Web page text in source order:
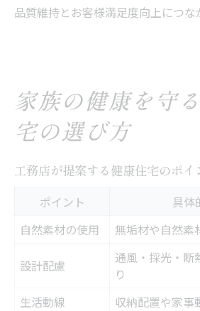
品質維持とお客様満足度向上につな
家族の健康を守
宅の選び方
工務店が提案する健康住宅のポイ
ポイント
具体
自然素材の使用
無垢材や自然素
設計配慮
通風・採光・断
り
生活動線
収納配置や家事